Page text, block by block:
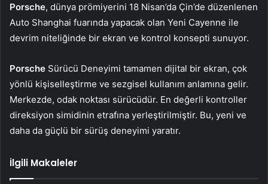
Porsche, dünya prömiyerini 18 Nisan’da Çin’de düzenlenen
Auto Shanghai fuarında yapacak olan Yeni Cayenne ile
devrim niteliğinde bir ekran ve kontrol konsepti sunuyor.
Porsche Sürücü Deneyimi tamamen dijital bir ekran, çok
yönlü kişiselleştirme ve sezgisel kullanım anlamına gelir.
Merkezde, odak noktası sürücüdür. En değerli kontroller
direksiyon simidinin etrafına yerleştirilmiştir. Bu, yeni ve
daha da güçlü bir sürüş deneyimi yaratır.
İlgili Makaleler